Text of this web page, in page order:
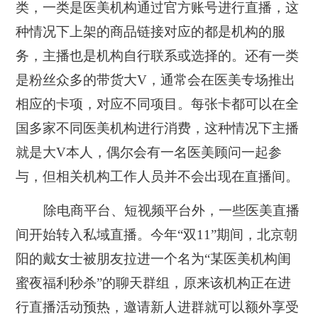
类，一类是医美机构通过官方账号进行直播，这
种情况下上架的商品链接对应的都是机构的服
务，主播也是机构自行联系或选择的。还有一类
是粉丝众多的带货大V，通常会在医美专场推出
相应的卡项，对应不同项目。每张卡都可以在全
国多家不同医美机构进行消费，这种情况下主播
就是大V本人，偶尔会有一名医美顾问一起参
与，但相关机构工作人员并不会出现在直播间。
除电商平台、短视频平台外，一些医美直播
间开始转入私域直播。今年“双11”期间，北京朝
阳的戴女士被朋友拉进一个名为“某医美机构闺
蜜夜福利秒杀”的聊天群组，原来该机构正在进
行直播活动预热，邀请新人进群就可以额外享受